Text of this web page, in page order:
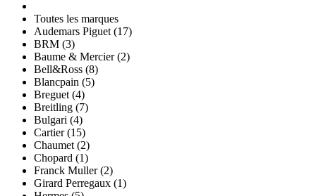
Toutes les marques
Audemars Piguet (17)
BRM (3)
Baume & Mercier (2)
Bell&Ross (8)
Blancpain (5)
Breguet (4)
Breitling (7)
Bulgari (4)
Cartier (15)
Chaumet (2)
Chopard (1)
Franck Muller (2)
Girard Perregaux (1)